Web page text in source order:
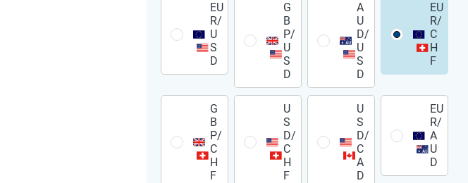
EU
R/
U
S
D
G
B
P/
U
S
D
A
U
D/
U
S
D
EU
R/
C
H
F
G
B
P/
C
H
F
U
S
D/
C
H
F
U
S
D/
C
A
D
EU
R/
A
U
D